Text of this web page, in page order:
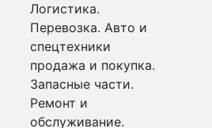
Логистика.
Перевозка. Авто и
спецтехники
продажа и покупка.
Запасные части.
Ремонт и
обслуживание.